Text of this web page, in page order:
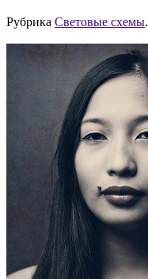
Рубрика Световые схемы.